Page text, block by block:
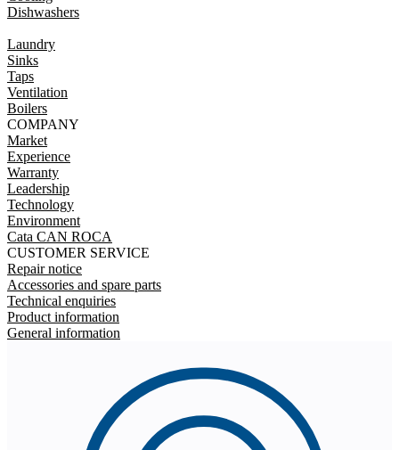
Dishwashers
Laundry
Sinks
Taps
Ventilation
Boilers
COMPANY
Market
Experience
Warranty
Leadership
Technology
Environment
Cata CAN ROCA
CUSTOMER SERVICE
Repair notice
Accessories and spare parts
Technical enquiries
Product information
General information